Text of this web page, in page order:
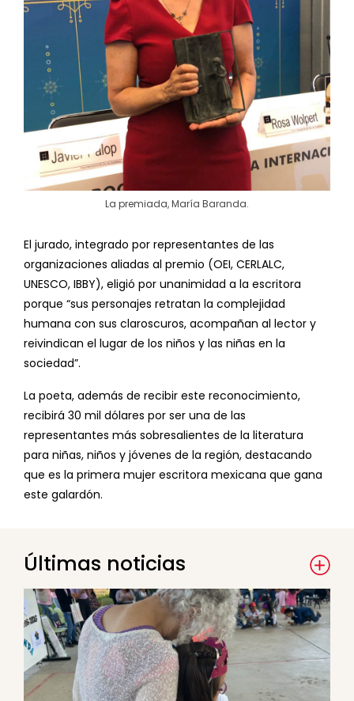
La premiada, María Baranda.
El jurado, integrado por representantes de las
organizaciones aliadas al premio (OEI, CERLALC,
UNESCO, IBBY), eligió por unanimidad a la escritora
porque “sus personajes retratan la complejidad
humana con sus claroscuros, acompañan al lector y
reivindican el lugar de los niños y las niñas en la
sociedad”.
La poeta, además de recibir este reconocimiento,
recibirá 30 mil dólares por ser una de las
representantes más sobresalientes de la literatura
para niñas, niños y jóvenes de la región, destacando
que es la primera mujer escritora mexicana que gana
este galardón.
Últimas noticias